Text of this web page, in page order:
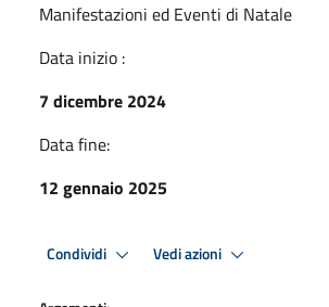
Manifestazioni ed Eventi di Natale
Data inizio :
7 dicembre 2024
Data fine:
12 gennaio 2025
Condividi Vedi azioni